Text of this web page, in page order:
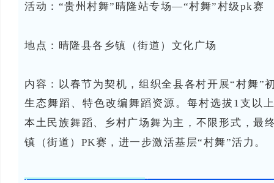
活动：“贵州村舞”晴隆站专场—“村舞”村级pk赛
地点：晴隆县各乡镇（街道）文化广场
内容：
以春节为契机，组织全县各村开展“村舞”
生态舞蹈、特色改编舞蹈资源。每村选拔1支以
本土民族舞蹈、乡村广场舞为主，不限形式，最
镇（街道）PK赛，进一步激活基层“村舞”活力。